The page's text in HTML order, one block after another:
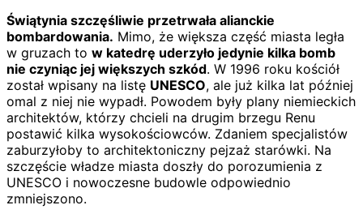
Świątynia szczęśliwie przetrwała alianckie
bombardowania. Mimo, że większa część miasta legła
w gruzach to w katedrę uderzyło jedynie kilka bomb
nie czyniąc jej większych szkód. W 1996 roku kościół
został wpisany na listę UNESCO, ale już kilka lat później
omal z niej nie wypadł. Powodem były plany niemieckich
architektów, którzy chcieli na drugim brzegu Renu
postawić kilka wysokościowców. Zdaniem specjalistów
zaburzyłoby to architektoniczny pejzaż starówki. Na
szczęście władze miasta doszły do porozumienia z
UNESCO i nowoczesne budowle odpowiednio
zmniejszono.